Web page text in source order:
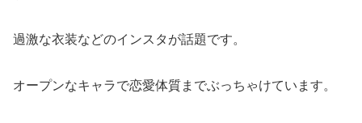
過激な衣装などのインスタが話題です。
オープンなキャラで恋愛体質までぶっちゃけています。